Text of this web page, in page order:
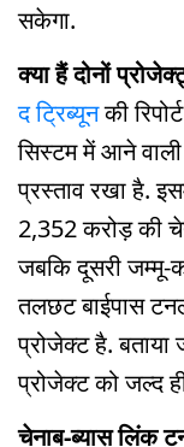
सकेगा.
क्या हैं दोनों
द ट्रिब्यूनकी
सिस्टम में आने
प्रस्ताव रखा है.
2,352 करोड़ की
जबकि दूसरी जम्मू-
तलछट बाईपास
प्रोजेक्ट है. बताया
प्रोजेक्ट को जल्द
चेनाब-ब्यास लिंक